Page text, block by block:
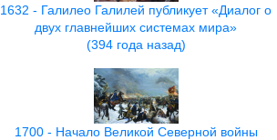
1632 - Галилео Галилей публикует «Диалог о
двух главнейших системах мира»
(394 года назад)
1700 - Начало Великой Северной войны